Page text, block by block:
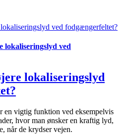
ved fodgængerfeltet?
lokaliseringslyd ved
lokaliseringslyd
en vigtig funktion ved eksempelvis
hvor man ønsker en kraftig lyd,
når de krydser vejen.